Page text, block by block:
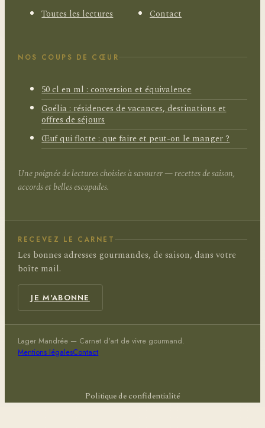
Toutes les lectures
Contact
NOS COUPS DE CŒUR
50 cl en ml : conversion et équivalence
Goélia : résidences de vacances, destinations et
offres de séjours
Œuf qui flotte : que faire et peut-on le manger ?
Une poignée de lectures choisies à savourer — recettes de saison,
accords et belles escapades.
RECEVEZ LE CARNET
Les bonnes adresses gourmandes, de saison, dans votre
boîte mail.
JE M'ABONNE
Lager Mandrée — Carnet d'art de vivre gourmand.
Mentions légalesContact
Politique de confidentialité